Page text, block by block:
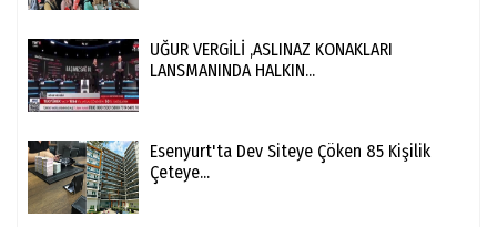
UĞUR VERGİLİ ,ASLINAZ KONAKLARI
LANSMANINDA HALKIN...
Esenyurt'ta Dev Siteye Çöken 85 Kişilik
Çeteye...